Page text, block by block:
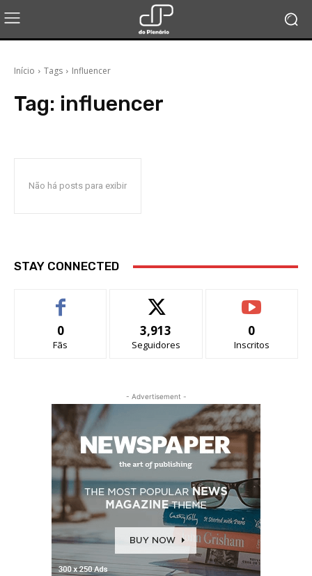
Início Tags Influencer
Tag: influencer
Não há posts para exibir
STAY CONNECTED
0
Fãs
3,913
Seguidores
0
Inscritos
- Advertisement -